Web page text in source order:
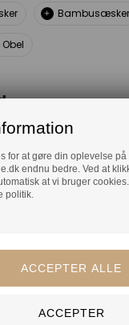
for at gøre din oplevelse på
endnu bedre. Ved at
at vi bruger
politik.
Bambusæsker
hilsen og firmalogo